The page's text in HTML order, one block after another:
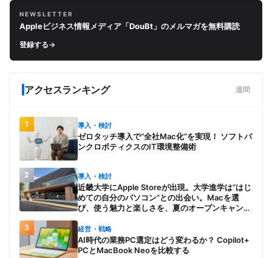
NEWSLETTER
Appleビジネス情報メディア「DouBt」のメルマガを無料購読
登録する→
アクセスランキング 週間
1 導入・検討
ゼロタッチ導入で“全社Mac化”を実現！ ソフトバ
ンクロボティクスのIT環境整備術
2 導入・検討
近畿大学にApple Storeが出現。大学進学は“はじ
めての自分のパソコン”との出会い。Macを選
び、使う魅力と楽しさを、夏のオープンキャンパ
3 経営・戦略
AI時代の業務PC選定はどう変わるか？ Copilot+
PCとMacBook Neoを比較する